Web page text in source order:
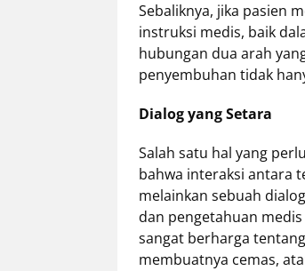
Sebaliknya, jika pasien
instruksi medis, baik
hubungan dua arah
penyembuhan tidak
Dialog yang Setara
Salah satu hal yang
bahwa interaksi antara
melainkan sebuah
dan pengetahuan
sangat berharga
membuatnya cemas,